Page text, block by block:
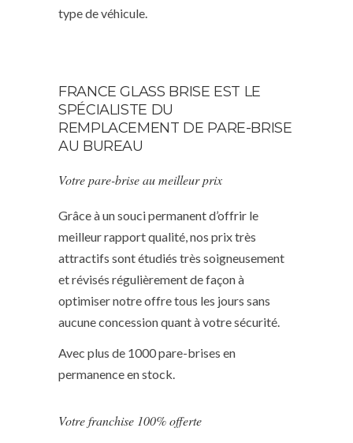
type de véhicule.
FRANCE GLASS BRISE EST LE
SPÉCIALISTE DU
REMPLACEMENT DE PARE-BRISE
AU BUREAU
Votre pare-brise au meilleur prix
Grâce à un souci permanent d’offrir le
meilleur rapport qualité, nos prix très
attractifs sont étudiés très soigneusement
et révisés régulièrement de façon à
optimiser notre offre tous les jours sans
aucune concession quant à votre sécurité.
Avec plus de 1000 pare-brises en
permanence en stock.
Votre franchise 100% offerte